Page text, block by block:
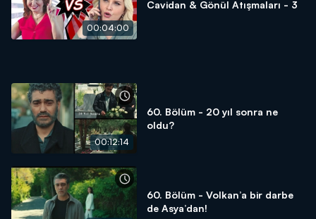
00:04:00
Cavidan & Gönül Atışmaları - 3
00:12:14
60. Bölüm - 20 yıl sonra ne
oldu?
60. Bölüm - Volkan’a bir darbe
de Asya’dan!